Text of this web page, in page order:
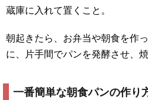
蔵庫に入れて置くこと。
朝起きたら、お弁当や朝食を作
に、片手間でパンを発酵させ、焼
一番簡単な朝食パンの作り